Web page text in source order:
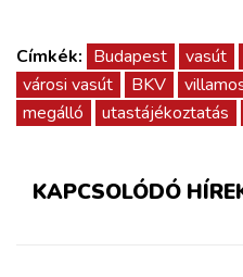
Címkék: Budapest vasút
városi vasút
BKV
megálló
utastájékoztatás
KAPCSOLÓDÓ